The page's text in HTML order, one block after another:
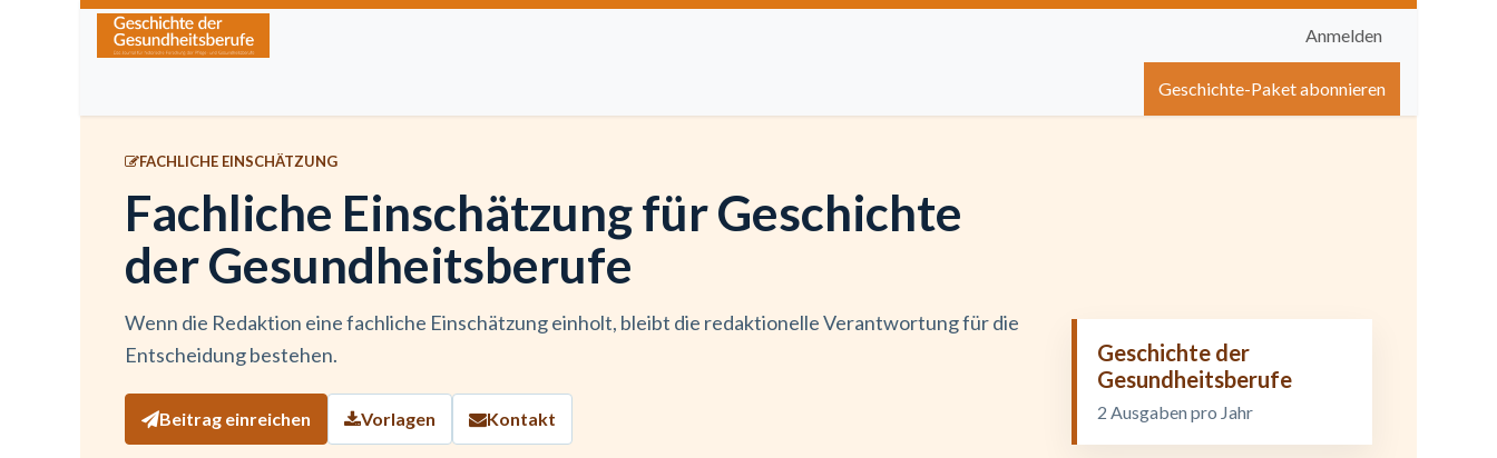
Zum Inhalt springen
Anmelden
Hilfe
Geschichte-Paket abonnieren
FACHLICHE EINSCHÄTZUNG
Fachliche Einschätzung für Geschichte
der Gesundheitsberufe
Wenn die Redaktion eine fachliche Einschätzung einholt, bleibt die redaktionelle Verantwortung für die
Entscheidung bestehen.
Beitrag einreichen Vorlagen Kontakt
Geschichte der
Gesundheitsberufe
2 Ausgaben pro Jahr